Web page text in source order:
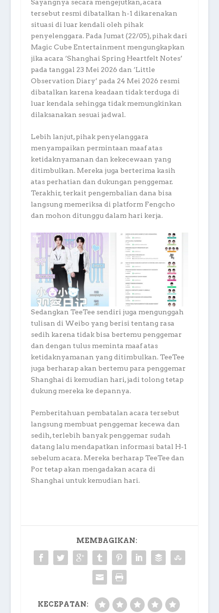
Sayangnya secara mengejutkan, acara
tersebut resmi dibatalkan h-1 dikarenakan
situasi di luar kendali oleh pihak
penyelenggara. Pada Jumat (22/05), pihak dari
Magic Cube Entertainment mengungkapkan
jika acara ‘Shanghai Spring Heartfelt Notes’
pada tanggal 23 Mei 2026 dan ‘Little
Observation Diary’ pada 24 Mei 2026 resmi
dibatalkan karena keadaan tidak terduga di
luar kendala sehingga tidak memungkinkan
dilaksanakan sesuai jadwal.
Lebih lanjut, pihak penyelanggara
menyampaikan permintaan maaf atas
ketidaknyamanan dan kekecewaan yang
ditimbulkan. Mereka juga berterima kasih
atas perhatian dan dukungan penggemar.
Terakhir, terkait pengembalian dana bisa
langsung memeriksa di platform Fengcho
dan mohon ditunggu dalam hari kerja.
Sedangkan TeeTee sendiri juga mengunggah
tulisan di Weibo yang berisi tentang rasa
sedih karena tidak bisa bertemu penggemar
dan dengan tulus meminta maaf atas
ketidaknyamanan yang ditimbulkan. TeeTee
juga berharap akan bertemu para penggemar
Shanghai di kemudian hari, jadi tolong tetap
dukung mereka ke depannya.
Pemberitahuan pembatalan acara tersebut
langsung membuat penggemar kecewa dan
sedih, terlebih banyak penggemar sudah
datang lalu mendapatkan informasi batal H-1
sebelum acara. Mereka berharap TeeTee dan
Por tetap akan mengadakan acara di
Shanghai untuk kemudian hari.
MEMBAGIKAN:
KECEPATAN: